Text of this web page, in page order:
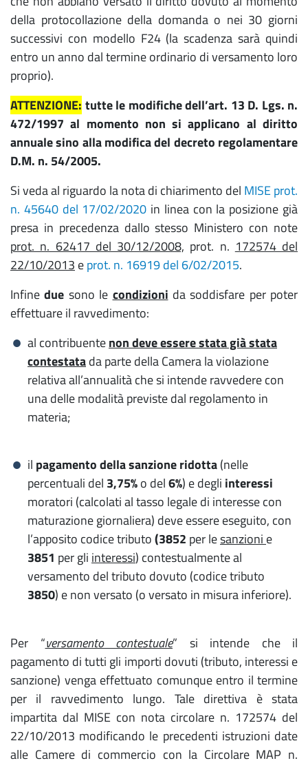
della protocollazione della domanda o nei 30 giorni
successivi con modello F24 (la scadenza sarà quindi
entro un anno dal termine ordinario di versamento loro
proprio).
ATTENZIONE: tutte le modifiche dell’art. 13 D. Lgs. n.
472/1997 al momento non si applicano al diritto
annuale sino alla modifica del decreto regolamentare
D.M. n. 54/2005.
Si veda al riguardo la nota di chiarimento del MISE prot.
n. 45640 del 17/02/2020 in linea con la posizione già
presa in precedenza dallo stesso Ministero con note
prot. n. 62417 del 30/12/2008, prot. n. 172574 del
22/10/2013 eprot. n. 16919 del 6/02/2015.
Infine due sono le condizioni da soddisfare per poter
effettuare il ravvedimento:
al contribuentenon deve essere stata già stata
contestatada parte della Camera la violazione
relativa all’annualità che si intende ravvedere con
una delle modalità previste dal regolamento in
materia;
il pagamento della sanzione ridotta(nelle
percentuali del 3,75%o del6%) e degli interessi
moratori (calcolati al tasso legale di interesse con
maturazione giornaliera) deve essere eseguito, con
l’apposito codice tributo(3852 per lesanzioni e
3851 per gli interessi) contestualmente al
versamento del tributo dovuto (codice tributo
3850) e non versato (o versato in misura inferiore).
Per “versamento contestuale” si intende che il
pagamento di tutti gli importi dovuti (tributo, interessi e
sanzione) venga effettuato comunque entro il termine
per il ravvedimento lungo. Tale direttiva è stata
impartita dal MISE con nota circolare n. 172574 del
22/10/2013 modificando le precedenti istruzioni date
alle Camere di commercio con la Circolare MAP n.